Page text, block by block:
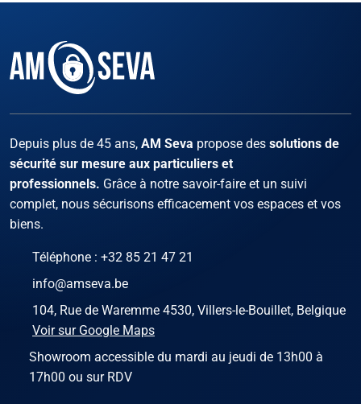
Depuis plus de 45 ans, AM Seva propose des solutions de
sécurité sur mesure aux particuliers et
professionnels. Grâce à notre savoir-faire et un suivi
complet, nous sécurisons efficacement vos espaces et vos
biens.
Téléphone : +32 85 21 47 21
info@amseva.be
104, Rue de Waremme 4530, Villers-le-Bouillet, Belgique
Voir sur Google Maps
Showroom accessible du mardi au jeudi de 13h00 à
17h00 ou sur RDV